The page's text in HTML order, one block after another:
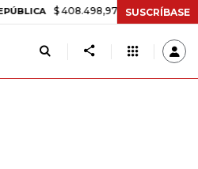
$ 408.498,97 +$ 8.753,81 +2,19%
SUSCRÍBASE